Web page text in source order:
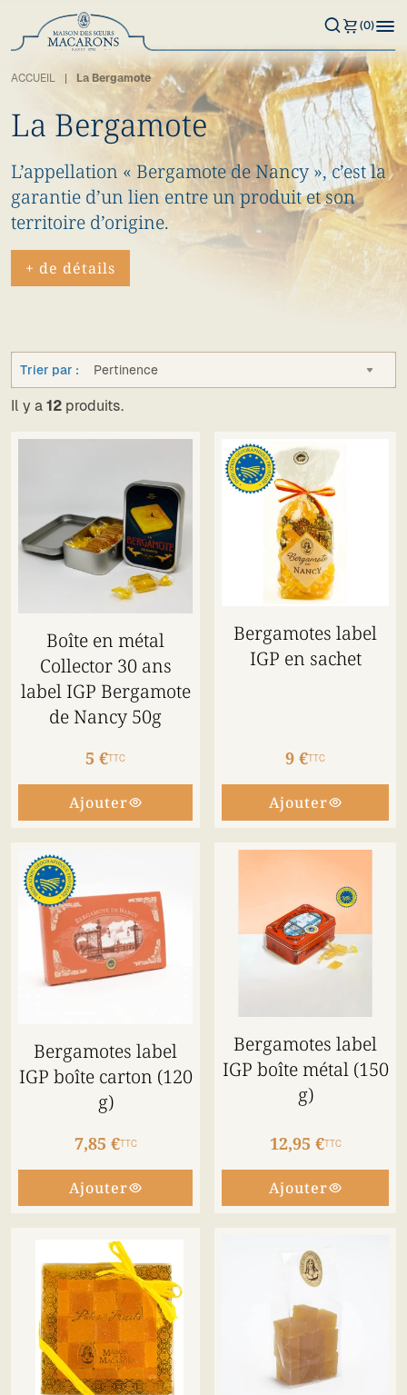
(0)
ACCUEIL La Bergamote
La Bergamote
L’appellation « Bergamote de Nancy », c’est la
garantie d’un lien entre un produit et son
territoire d’origine.
+ de détails
Il y a 12 produits.
Trier par : Pertinence
Boîte en métal
Collector 30 ans
label IGP Bergamote
de Nancy 50g
5 €TTC
Ajouter
Bergamotes label
IGP en sachet
9 €TTC
Ajouter
Bergamotes label
IGP boîte carton (120
g)
7,85 €TTC
Ajouter
Bergamotes label
IGP boîte métal (150
g)
12,95 €TTC
Ajouter